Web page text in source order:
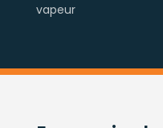
vapeur